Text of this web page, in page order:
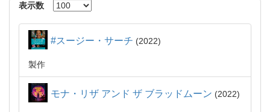
表示数
#スージー・サーチ 2022
製作
モナ・リザ アンド ザ ブラッドムーン 2022